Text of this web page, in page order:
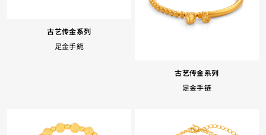
古艺传金系列
足金手鈪
古艺传金系列
足金手链